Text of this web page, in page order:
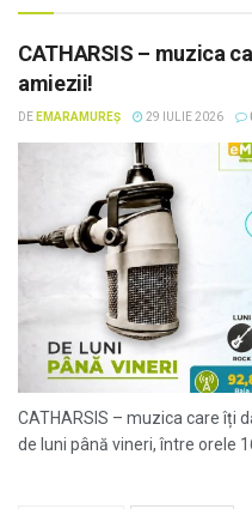
CATHARSIS – muzica
amiezii!
DE EMARAMUREȘ 29 IULIE 2026
CATHARSIS – muzica care îți
de luni până vineri, între orele